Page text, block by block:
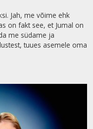
Jah, me võime ehk
on fakt see, et Jumal on
me südame ja
tuues asemele oma